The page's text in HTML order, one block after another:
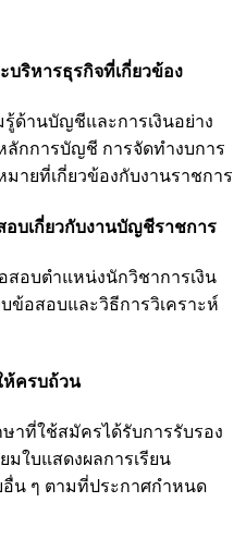
ริหารธุรกิจที่เกี่ยวข้อง
ด้านบัญชีและการเงินอย่าง
ลักการบัญชี การจัดทำงบการ
มายที่เกี่ยวข้องกับงานราชการ
บเกี่ยวกับงานบัญชีราชการ
สอบตำแหน่งนักวิชาการเงิน
ข้อสอบและวิธีการวิเคราะห์
ห้ครบถ้วน
าที่ใช้สมัครได้รับการรับรอง
มใบแสดงผลการเรียน
อื่น ๆ ตามที่ประกาศกำหนด